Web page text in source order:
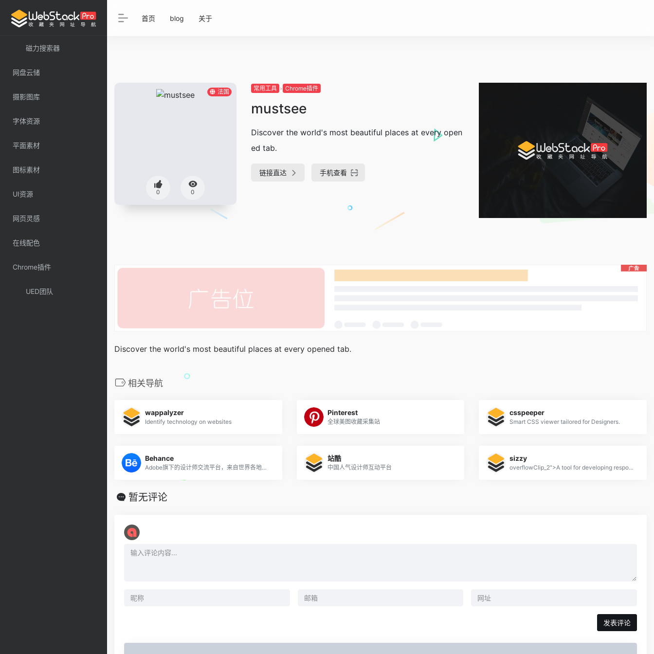
磁力搜索器
网盘云储
摄影图库
字体资源
平面素材
图标素材
UI资源
网页灵感
在线配色
Chrome插件
UED团队
首页 blog 关于
法国
0 0
常用工具 Chrome插件
mustsee
Discover the world's most beautiful places at every open
ed tab.
链接直达 手机查看
Discover the world's most beautiful places at every opened tab.
相关导航
wappalyzer
Identify technology on websites
Pinterest
全球美图收藏采集站
csspeeper
Smart CSS viewer tailored for Designers.
Behance
Adobe旗下的设计师交流平台，来自世界各地的设计师在这里分享自己的作品。
站酷
中国人气设计师互动平台
sizzy
overflowClip_2">A tool for developing responsive websites crazy-fast
暂无评论